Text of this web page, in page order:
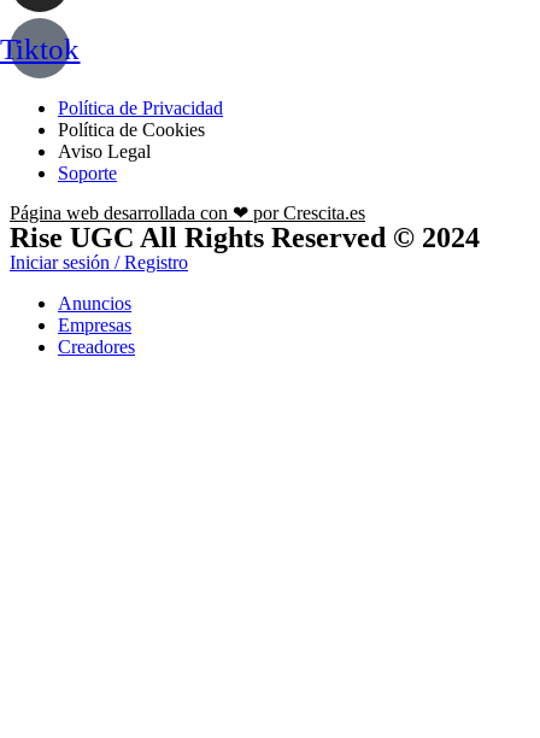
Tiktok
Política de Privacidad
Política de Cookies
Aviso Legal
Soporte
Página web desarrollada con ❤ por Crescita.es
Rise UGC All Rights Reserved © 2024
Iniciar sesión / Registro
Anuncios
Empresas
Creadores